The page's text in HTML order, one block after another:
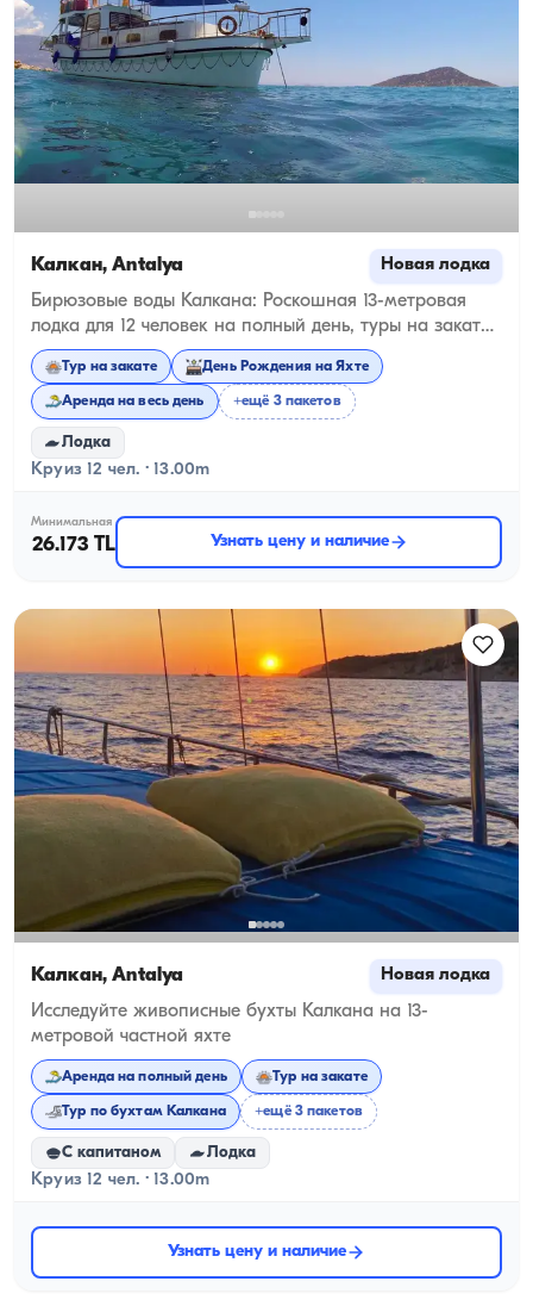
Калкан, Antalya Новая лодка
Бирюзовые воды Калкана: Роскошная 13-метровая
лодка для 12 человек на полный день, туры на закате,
туры по заливам Калкана, предложения руки и
сердца на борту, дни рождения и мальчишники
Тур на закате День Рождения на Яхте
Аренда на весь день +ещё 3 пакетов
Лодка
Круиз 12 чел. · 13.00m
Минимальная
26.173 TL Узнать цену и наличие
Калкан, Antalya Новая лодка
Исследуйте живописные бухты Калкана на 13-
метровой частной яхте
Аренда на полный день Тур на закате
Тур по бухтам Калкана +ещё 3 пакетов
С капитаном Лодка
Круиз 12 чел. · 13.00m
Узнать цену и наличие